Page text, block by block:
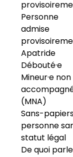
Personne
admise
Apatride
Débouté·e
Mineur·e non
(MNA)
Sans-
personne
statut légal
De quoi